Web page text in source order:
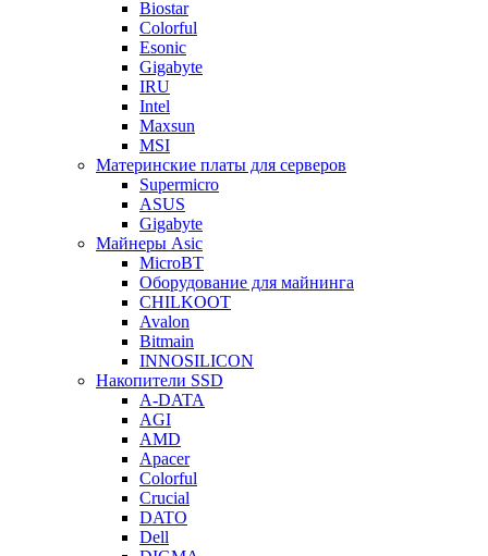
Biostar
Colorful
Esonic
Gigabyte
IRU
Intel
Maxsun
MSI
Материнские платы для серверов
Supermicro
ASUS
Gigabyte
Майнеры Asic
MicroBT
Оборудование для майнинга
CHILKOOT
Avalon
Bitmain
INNOSILICON
Накопители SSD
A-DATA
AGI
AMD
Apacer
Colorful
Crucial
DATO
Dell